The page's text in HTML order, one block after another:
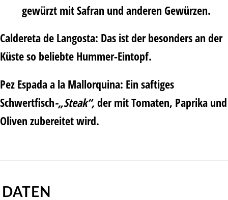
gewürzt mit Safran und anderen Gewürzen.
Caldereta de Langosta: Das ist der besonders an der
Küste so beliebte Hummer-Eintopf.
Pez Espada a la Mallorquina: Ein saftiges
Schwertfisch-„Steak“, der mit Tomaten, Paprika und
Oliven zubereitet wird.
DATEN